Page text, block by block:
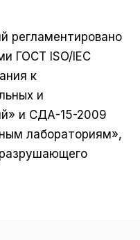
регламентировано
ГОСТ ISO/IEC
к
и
и СДА-15-2009
лабораториям»,